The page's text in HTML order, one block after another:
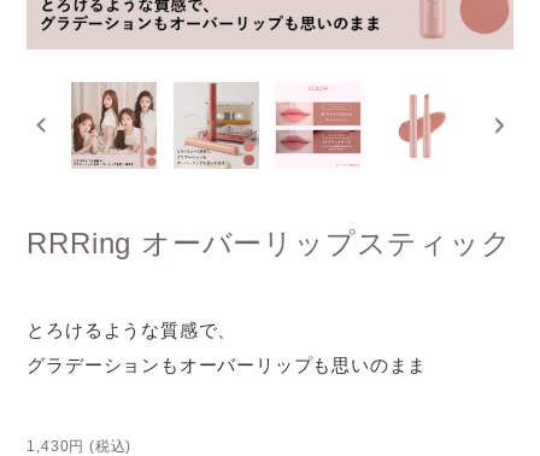
RRRing オーバーリップスティック
とろけるような質感で、
グラデーションもオーバーリップも思いのまま
1,430円 (税込)